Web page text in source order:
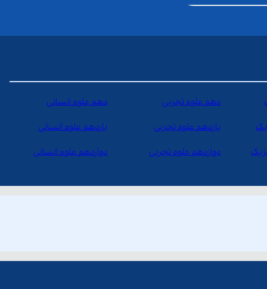
دهم علوم تجربی دهم علوم انسانی
یازدهم علوم تجربی یازدهم علوم انسانی
دوازدهم علوم تجربی دوازدهم علوم انسانی